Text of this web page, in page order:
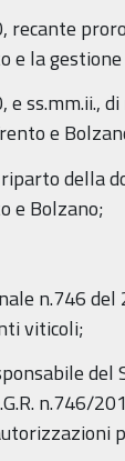
recante
la gestione
e ss.mm.ii.,
e
della
e Bolzano;
n.746
viticoli;
n.746/